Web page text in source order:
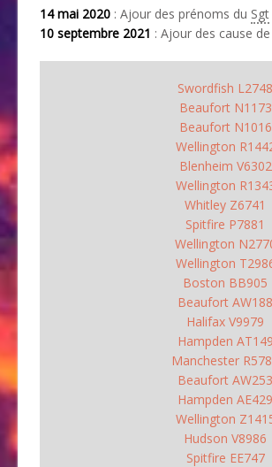
14 mai 2020 : Ajour des prénoms du Sgt
10 septembre 2021 : Ajour des cause
Swordfish L2748
Beaufort N1173
Beaufort N1016
Wellington
Blenheim V6302
Wellington
Whitley Z6741
Spitfire P7881
Wellington
Wellington
Boston BB905
Beaufort AW188
Halifax V9979
Hampden AT149
Manchester
Beaufort AW253
Hampden AE429
Wellington
Hudson V8986
Spitfire EE747